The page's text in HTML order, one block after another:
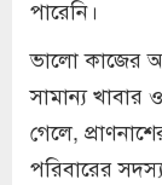
পারেনি।
ভালো কাজের
সামান্য খাবার
গেলে,
পরিবারের